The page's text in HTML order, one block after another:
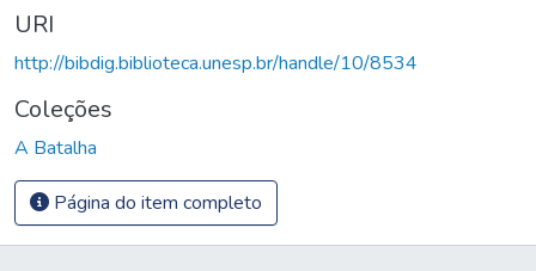
URI
http://bibdig.biblioteca.unesp.br/handle/10/8534
Coleções
A Batalha
Página do item completo